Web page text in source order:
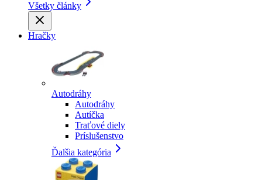
Všetky články
Hračky
Autodráhy
Autodráhy
Autíčka
Traťové diely
Príslušenstvo
Ďalšia kategória